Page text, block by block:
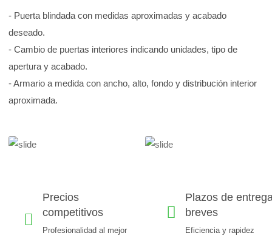
- Puerta blindada con medidas aproximadas y acabado
deseado.
- Cambio de puertas interiores indicando unidades, tipo de
apertura y acabado.
- Armario a medida con ancho, alto, fondo y distribución interior
aproximada.
Precios
competitivos
Profesionalidad al mejor
Plazos de
breves
Eficiencia y rapidez